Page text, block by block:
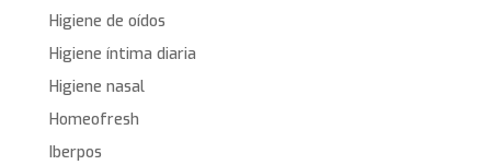
Higiene de oídos
Higiene íntima diaria
Higiene nasal
Homeofresh
Iberpos